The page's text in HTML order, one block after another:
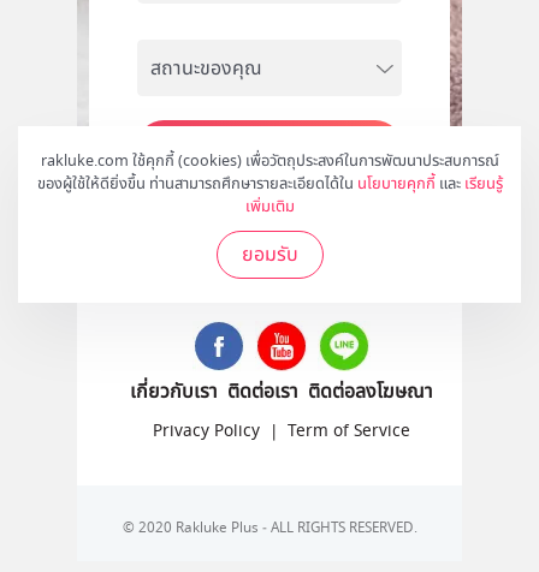
rakluke.com ใช้คุกกี้ (cookies) เพื่อวัตถุประสงค์ในการพัฒนาประสบการณ์
ของผู้ใช้ให้ดียิ่งขึ้น ท่านสามารถศึกษารายละเอียดได้ใน นโยบายคุกกี้ และ เรียนรู้
เพิ่มเติม
ยอมรับ
สมัคร
ติดตามเราได้ที่
เกี่ยวกับเรา ติดต่อเรา ติดต่อลงโฆษณา
Privacy Policy | Term of Service
© 2020 Rakluke Plus - ALL RIGHTS RESERVED.